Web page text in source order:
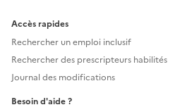
Accès rapides
Rechercher un emploi inclusif
Rechercher des prescripteurs habilités
Journal des modifications
Besoin d'aide ?